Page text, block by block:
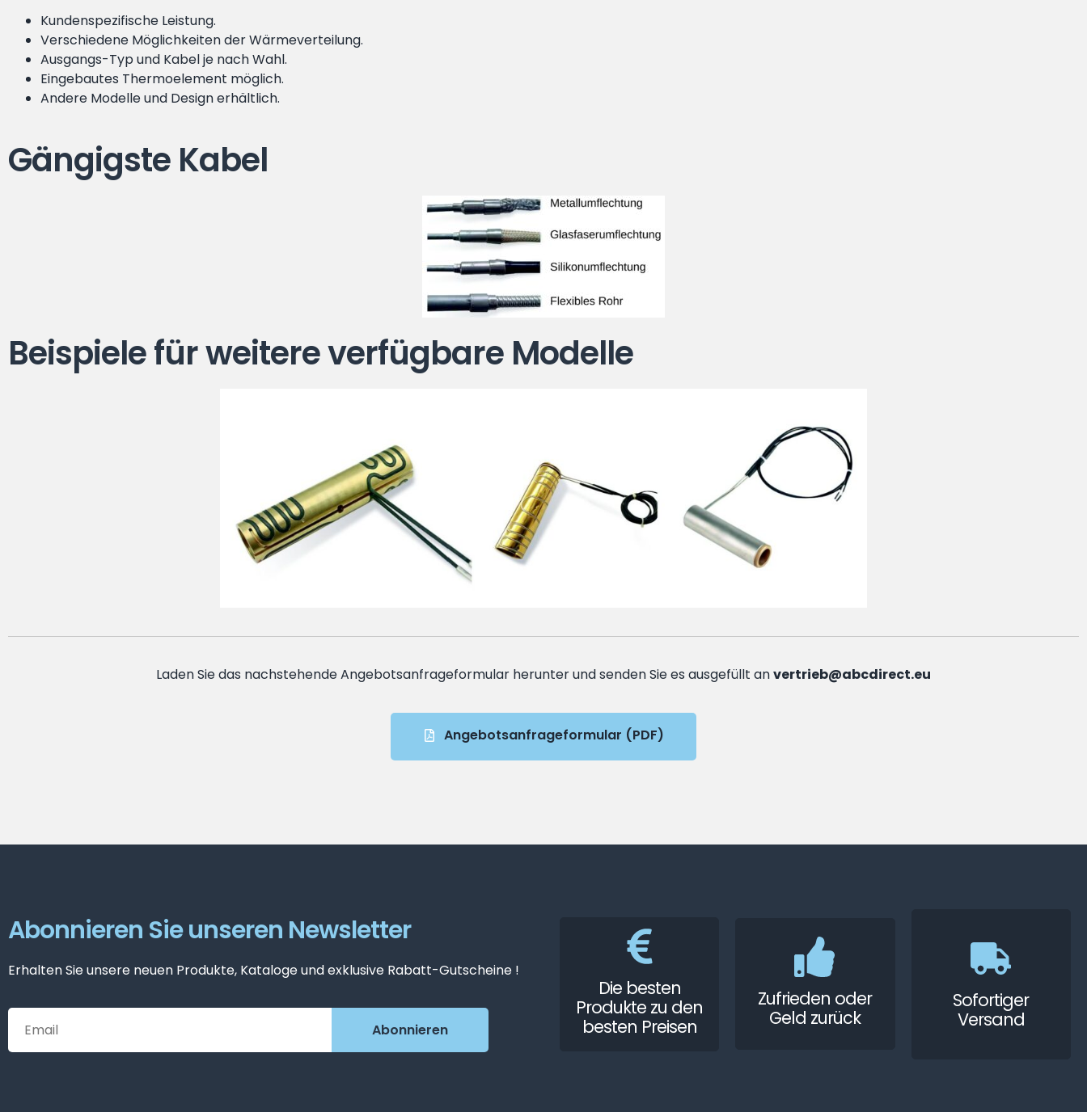
Kundenspezifische Leistung.
Verschiedene Möglichkeiten der Wärmeverteilung.
Ausgangs-Typ und Kabel je nach Wahl.
Eingebautes Thermoelement möglich.
Andere Modelle und Design erhältlich.
Gängigste Kabel
Beispiele für weitere verfügbare Modelle
Laden Sie das nachstehende Angebotsanfrageformular herunter und senden Sie es ausgefüllt anvertrieb@abcdirect.eu
Angebotsanfrageformular (PDF)
Abonnieren Sie unseren Newsletter
Erhalten Sie unsere neuen Produkte, Kataloge und exklusive Rabatt-Gutscheine !
Die besten
Produkte zu den
besten Preisen
Zufrieden oder
Geld zurück
Sofortiger
Versand